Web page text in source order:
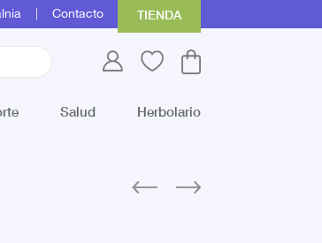
Contacto TIENDA
Salud Herbolario